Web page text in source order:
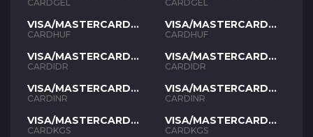
CARDGEL
VISA/MASTERCARD
HUF
CARDHUF
VISA/MASTERCARD
IDR
CARDIDR
VISA/MASTERCARD
INR
CARDINR
VISA/MASTERCARD
KGS
CARDKGS
CARDGEL
VISA/MASTERCARD
HUF
CARDHUF
VISA/MASTERCARD
IDR
CARDIDR
VISA/MASTERCARD
INR
CARDINR
VISA/MASTERCARD
KGS
CARDKGS